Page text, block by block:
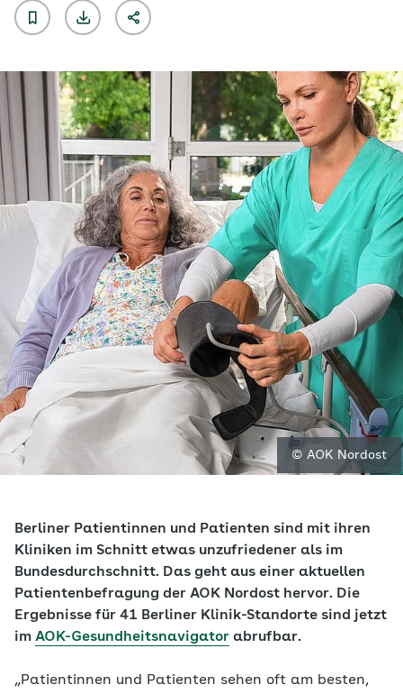
© AOK Nordost
Berliner Patientinnen und Patienten sind mit ihren
Kliniken im Schnitt etwas unzufriedener als im
Bundesdurchschnitt. Das geht aus einer aktuellen
Patientenbefragung der AOK Nordost hervor. Die
Ergebnisse für 41 Berliner Klinik-Standorte sind jetzt
im AOK-Gesundheitsnavigator abrufbar.
„Patientinnen und Patienten sehen oft am besten,